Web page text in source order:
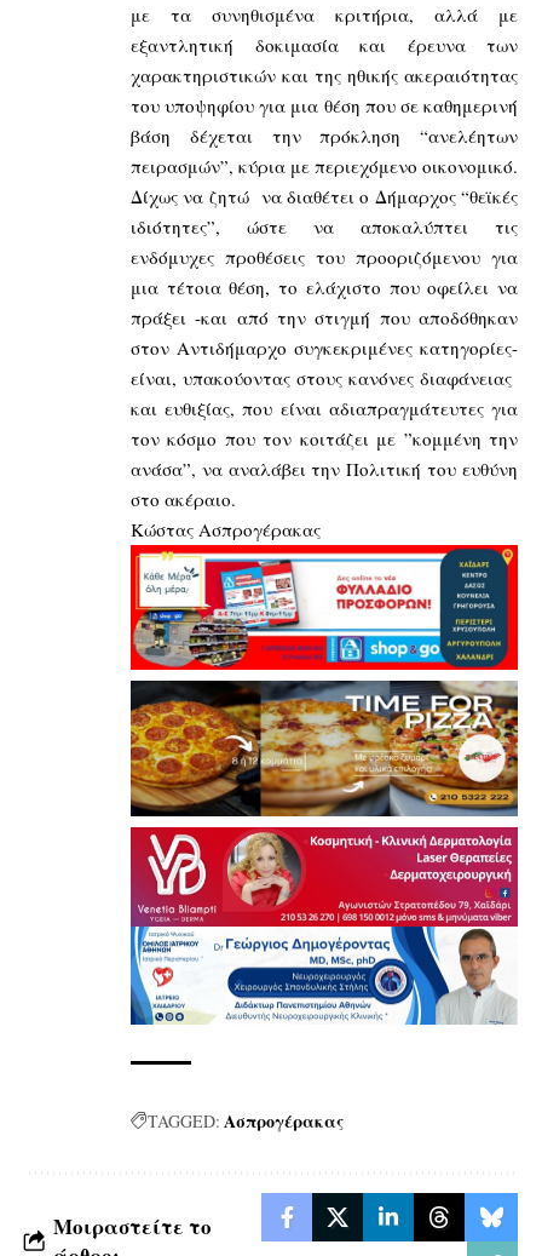
με τα συνηθισμένα κριτήρια, αλλά με
εξαντλητική δοκιμασία και έρευνα των
χαρακτηριστικών και της ηθικής ακεραιότητας
του υποψηφίου για μια θέση που σε καθημερινή
βάση δέχεται την πρόκληση “ανελέητων
πειρασμών”, κύρια με περιεχόμενο οικονομικό.
Δίχως να ζητώ να διαθέτει ο Δήμαρχος “θεϊκές
ιδιότητες”, ώστε να αποκαλύπτει τις
ενδόμυχες προθέσεις του προοριζόμενου για
μια τέτοια θέση, το ελάχιστο που οφείλει να
πράξει -και από την στιγμή που αποδόθηκαν
στον Αντιδήμαρχο συγκεκριμένες κατηγορίες-
είναι, υπακούοντας στους κανόνες διαφάνειας
και ευθιξίας, που είναι αδιαπραγμάτευτες για
τον κόσμο που τον κοιτάζει με ”κομμένη την
ανάσα”, να αναλάβει την Πολιτική του ευθύνη
στο ακέραιο.
Κώστας Ασπρογέρακας
TAGGED: Ασπρογέρακας
Μοιραστείτε το